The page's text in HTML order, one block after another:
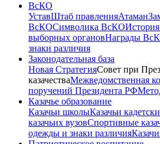
ВсКО
УставШтаб правленияАтаман
ВсКОСимволика ВсКО
выборных органовНаграды
знаки различия
Законодательная база
Новая СтратегияСовет при
казачестваМежведомственная
поручений Президента РФ
Казачье образование
Казачьи школыКазачьи
казачьих вузовСпортивные
одежды и знаки различия